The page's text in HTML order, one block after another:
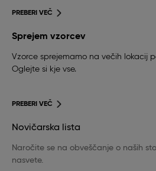
PREBERI VEČ
Sprejem vzorcev
Vzorce sprejemamo na večih lokacij
Oglejte si kje vse.
PREBERI VEČ
Novičarska lista
Naročite se na obveščanje o naših
nasvete.